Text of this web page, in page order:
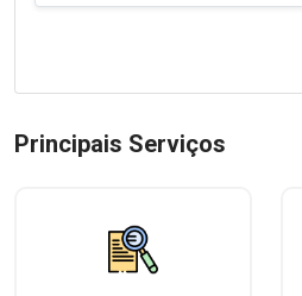
Principais Serviços